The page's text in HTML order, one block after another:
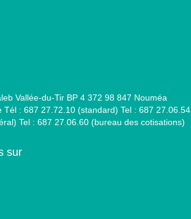
Vallée-du-Tir BP 4 372 98 847 Nouméa
Tél : 687 27.72.10 (standard) Tel : 687 27.06.54
Tel : 687 27.06.60 (bureau des cotisations)
sur